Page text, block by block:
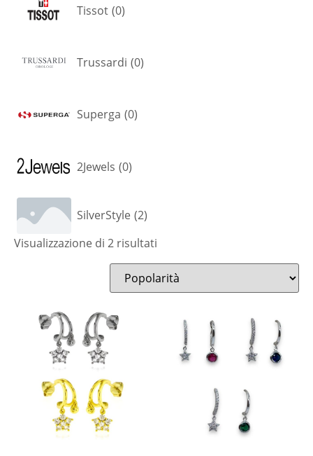
Tissot (0)
Trussardi (0)
Superga (0)
2Jewels (0)
SilverStyle (2)
Visualizzazione di 2 risultati